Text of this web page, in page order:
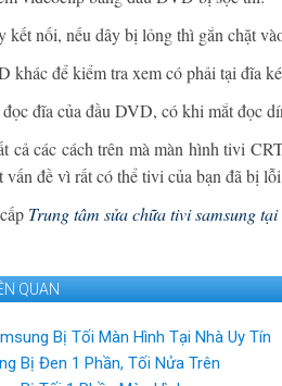
kết nối, nếu dây bị lỏng thì gắn chặt
khác để kiểm tra xem có phải tại đĩa
đĩa của đầu DVD, có khi mắt đọc
cả các cách trên mà màn hình tivi
vấn đề vì rất có thể tivi của bạn đã bị
Trung tâm sửa chữa tivi samsung
QUAN
Bị Tối Màn Hình Tại Nhà Uy Tín
Bị Đen 1 Phần, Tối Nửa Trên